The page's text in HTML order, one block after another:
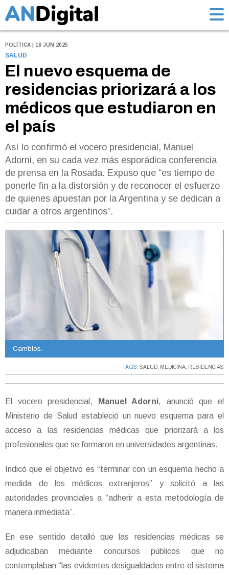
POLÍTICA | 18 JUN 2025
SALUD
El nuevo esquema de
residencias priorizará a los
médicos que estudiaron en
el país
Así lo confirmó el vocero presidencial, Manuel
Adorni, en su cada vez más esporádica conferencia
de prensa en la Rosada. Expuso que “es tiempo de
ponerle fin a la distorsión y de reconocer el esfuerzo
de quienes apuestan por la Argentina y se dedican a
cuidar a otros argentinos”.
Cambios.
TAGS: SALUD, MEDICINA, RESIDENCIAS
El vocero presidencial, Manuel Adorni, anunció que el
Ministerio de Salud estableció un nuevo esquema para el
acceso a las residencias médicas que priorizará a los
profesionales que se formaron en universidades argentinas.
Indicó que el objetivo es “terminar con un esquema hecho a
medida de los médicos extranjeros” y solicitó a las
autoridades provinciales a “adherir a esta metodología de
manera inmediata”.
En ese sentido detalló que las residencias médicas se
adjudicaban mediante concursos públicos que no
contemplaban “las evidentes desigualdades entre el sistema